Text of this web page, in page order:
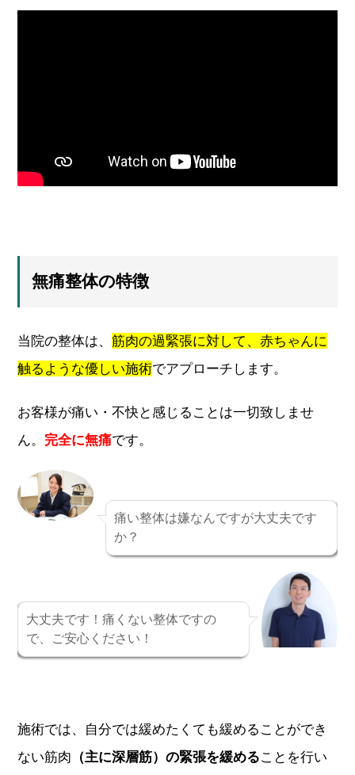
無痛整体の特徴
当院の整体は、 筋肉の過緊張に対して、赤ちゃんに
触るような優しい施術でアプローチします。
お客様が痛い・不快と感じることは一切致しませ
ん。 完全に無痛です。
痛い整体は嫌なんですが大丈夫です
か？
大丈夫です！痛くない整体ですの
で、ご安心ください！
施術では、 自分では緩めたくても緩めることができ
ない筋肉 （主に深層筋）の緊張を緩めることを行い